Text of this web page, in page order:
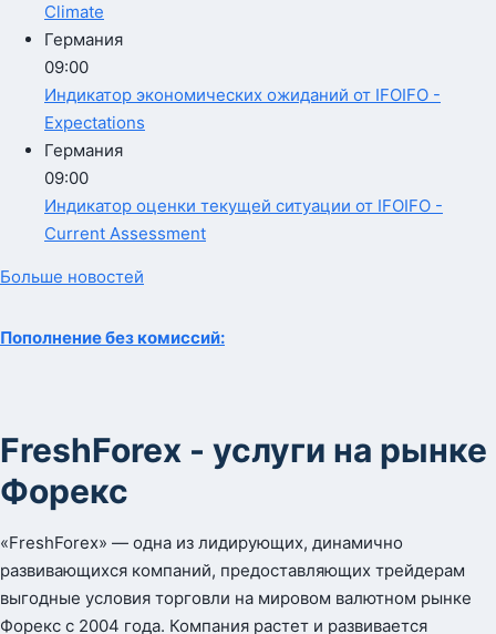
Climate
Германия
09:00
Индикатор экономических ожиданий от IFOIFO -
Expectations
Германия
09:00
Индикатор оценки текущей ситуации от IFOIFO -
Current Assessment
Больше новостей
Пополнение без комиссий:
FreshForex - услуги на рынке
Форекс
«FreshForex» — одна из лидирующих, динамично
развивающихся компаний, предоставляющих трейдерам
выгодные условия торговли на мировом валютном рынке
Форекс с 2004 года. Компания растет и развивается